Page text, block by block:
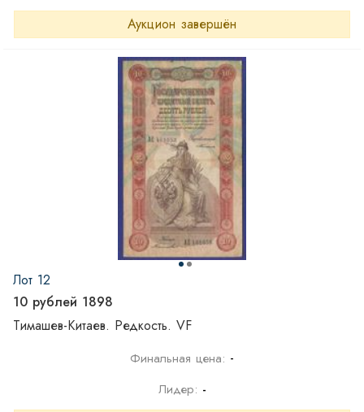
Аукцион завершён
Лот 12
10 рублей 1898
Тимашев-Китаев. Редкость. VF
Финальная цена: -
Лидер: -